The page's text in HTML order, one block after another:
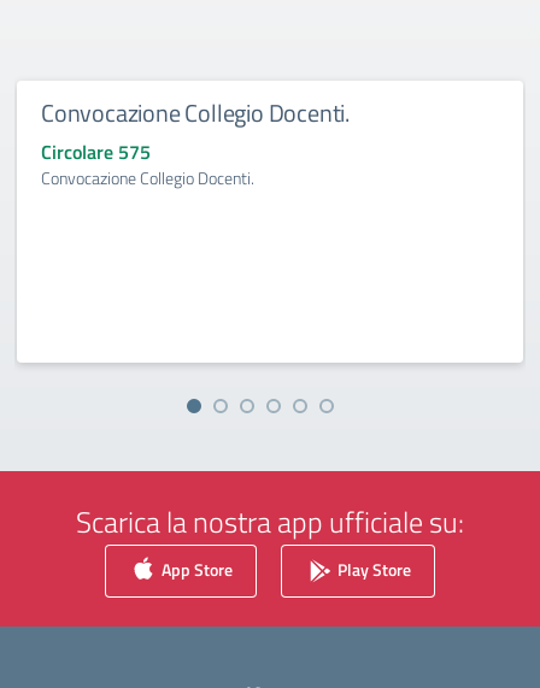
Convocazione Collegio Docenti.
Circolare 575
Convocazione Collegio Docenti.
Scarica la nostra app ufficiale su:
App Store Play Store